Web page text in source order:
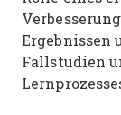
Ergebnissen
Fallstudien